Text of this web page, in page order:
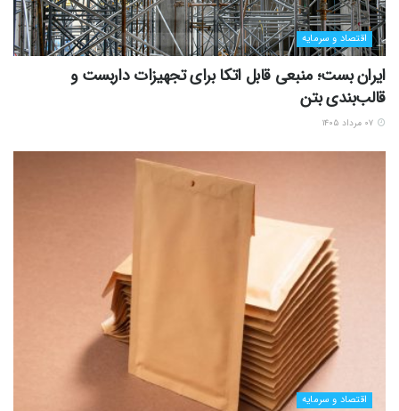
اقتصاد و سرمایه
ایران بست؛ منبعی قابل اتکا برای تجهیزات داربست و
قالب‌بندی بتن
اقتصاد و سرمایه